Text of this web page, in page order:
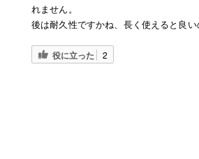
れません。
後は耐久性ですかね、長く使えると良い
役に立った 2